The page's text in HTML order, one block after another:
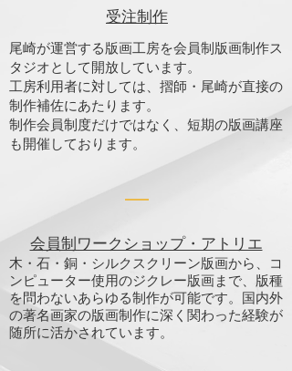
受注制作
尾崎が運営する版画工房を会員制版画制作ス
タジオとして開放しています。
工房利用者に対しては、摺師・尾崎が直接の
制作補佐にあたります。
​制作会員制度だけではなく、短期の版画講座
も開催しております。
会員制ワークショップ・アトリエ
木・石・銅・シルクスクリーン版画から、コ
ンピューター使用のジクレー版画まで、版種
を問わないあらゆる制作が可能です。国内外
の著名画家の版画制作に深く関わった経験が
随所に活かされています。